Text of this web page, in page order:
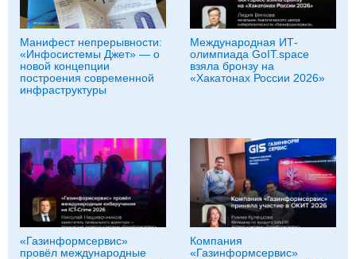
Манифест непрерывности:
«Инфосистемы Джет» — о
новой концепции
построения современной
инфраструктуры
Международная ИТ-
олимпиада GoIT.space
взяла бронзу на
«Хакатонах России 2026»
«Газинформсервис»
провёл международные
Компания
«Газинформсервис»